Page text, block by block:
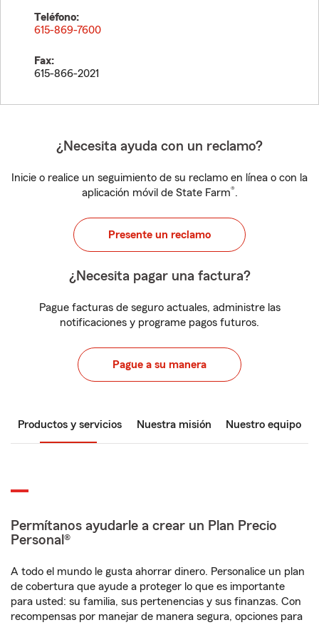
Teléfono:
615-869-7600
Fax:
615-866-2021
¿Necesita ayuda con un reclamo?
Inicie o realice un seguimiento de su reclamo en línea o con la
aplicación móvil de State Farm®.
Presente un reclamo
¿Necesita pagar una factura?
Pague facturas de seguro actuales, administre las
notificaciones y programe pagos futuros.
Pague a su manera
Productos y servicios Nuestra misión Nuestro equipo
Permítanos ayudarle a crear un Plan Precio
Personal®
A todo el mundo le gusta ahorrar dinero. Personalice un plan
de cobertura que ayude a proteger lo que es importante
para usted: su familia, sus pertenencias y sus finanzas. Con
recompensas por manejar de manera segura, opciones para